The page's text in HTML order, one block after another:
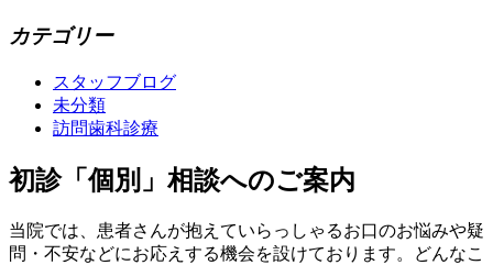
カテゴリー
スタッフブログ
未分類
訪問歯科診療
初診「個別」相談へのご案内
当院では、患者さんが抱えていらっしゃるお口のお悩みや疑
問・不安などにお応えする機会を設けております。どんなこ